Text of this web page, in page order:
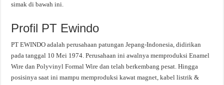
simak di bawah ini.
Profil PT Ewindo
PT EWINDO adalah perusahaan patungan Jepang-Indonesia, didirikan
pada tanggal 10 Mei 1974. Perusahaan ini awalnya memproduksi Enamel
Wire dan Polyvinyl Formal Wire dan telah berkembang pesat. Hingga
posisinya saat ini mampu memproduksi kawat magnet, kabel listrik &